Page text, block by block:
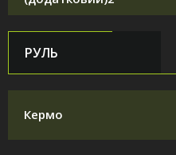
РУЛЬ
Кермо